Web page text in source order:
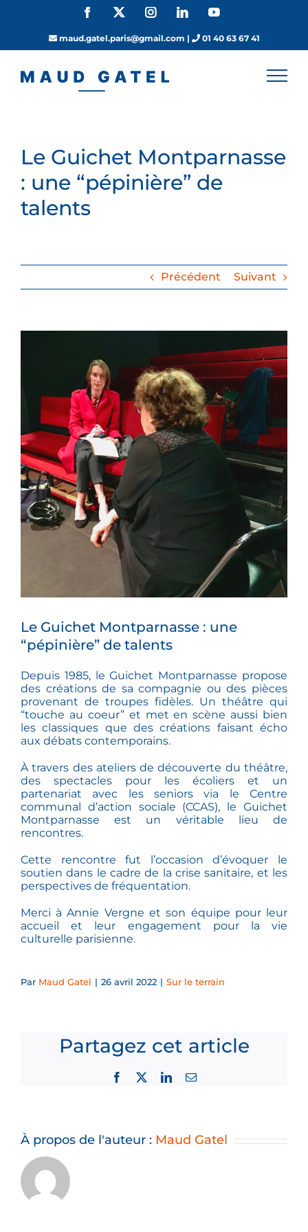
Facebook InstagramLinkedInYouTube
maud.gatel.paris@gmail.com | 01 40 63 67 41
Le Guichet Montparnasse
: une “pépinière” de
talents
Précédent Suivant
Le Guichet Montparnasse : une
“pépinière” de talents
Depuis 1985, le Guichet Montparnasse propose
des créations de sa compagnie ou des pièces
provenant de troupes fidèles. Un théâtre qui
“touche au coeur” et met en scène aussi bien
les classiques que des créations faisant écho
aux débats contemporains.
À travers des ateliers de découverte du théâtre,
des spectacles pour les écoliers et un
partenariat avec les seniors via le Centre
communal d’action sociale (CCAS), le Guichet
Montparnasse est un véritable lieu de
rencontres.
Cette rencontre fut l’occasion d’évoquer le
soutien dans le cadre de la crise sanitaire, et les
perspectives de fréquentation.
Merci à Annie Vergne et son équipe pour leur
accueil et leur engagement pour la vie
culturelle parisienne.
Par Maud Gatel | 26 avril 2022 | Sur le terrain
Partagez cet article
Facebook LinkedInEmail
À propos de l'auteur : Maud Gatel